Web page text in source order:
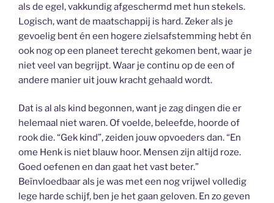
als de egel, vakkundig afgeschermd met hun stekels.
Logisch, want de maatschappij is hard. Zeker als je
gevoelig bent én een hogere zielsafstemming hebt én
ook nog op een planeet terecht gekomen bent, waar je
niet veel van begrijpt. Waar je continu op de een of
andere manier uit jouw kracht gehaald wordt.
Dat is al als kind begonnen, want je zag dingen die er
helemaal niet waren. Of voelde, beleefde, hoorde of
rook die. “Gek kind”, zeiden jouw opvoeders dan. “En
ome Henk is niet blauw hoor. Mensen zijn altijd roze.
Goed oefenen en dan gaat het vast beter.”
Beïnvloedbaar als je was met een nog vrijwel volledig
lege harde schijf, ben je het gaan geloven. En zo geven